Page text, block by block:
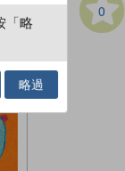
0
「略
略過